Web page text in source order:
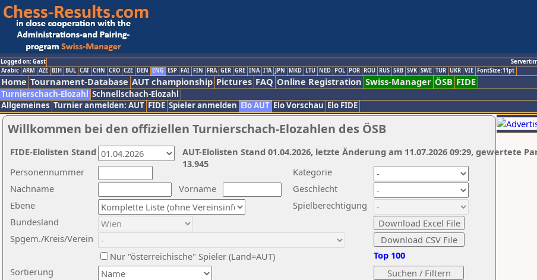
Logged on: Gast
Arabic ARM AZE BIH BUL CAT CHN CRO CZE DEN ENG ESP FAI FIN FRA GER GRE INA ITA JPN MKD LTU NED POL POR ROU RUS SRB SVK SWE TUR UKR VIE FontSize:11pt
Home Tournament-Database AUT championship Pictures FAQ Online Registration Swiss-Manager ÖSB FIDE
Turnierschach-Elozahl Schnellschach-Elozahl
Allgemeines Turnier anmelden: AUT FIDE Spieler anmelden Elo AUT Elo Vorschau Elo FIDE
Willkommen bei den offiziellen Turnierschach-Elozahlen des ÖSB
Nachname
Vorname
Ebene
Kategorie
Sortierung
Personennummer
Bundesland
Spgem./Kreis/Verein
Geschlecht
Nur "österreichische" Spieler (Land=AUT)
Spielberechtigung
Top 100
AUT-Elolisten Stand 01.04.2026, letzte Änderung am 11.07.2026 09:29, gewertete
13.945
FIDE-Elolisten Stand